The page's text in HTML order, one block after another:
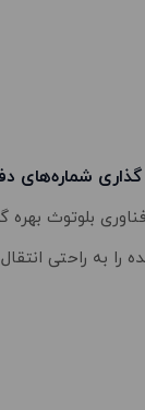
شماره‌های
بلوتوث بهره
را به راحتی